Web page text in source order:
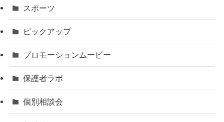
スポーツ
ピックアップ
プロモーションムービー
保護者ラボ
個別相談会